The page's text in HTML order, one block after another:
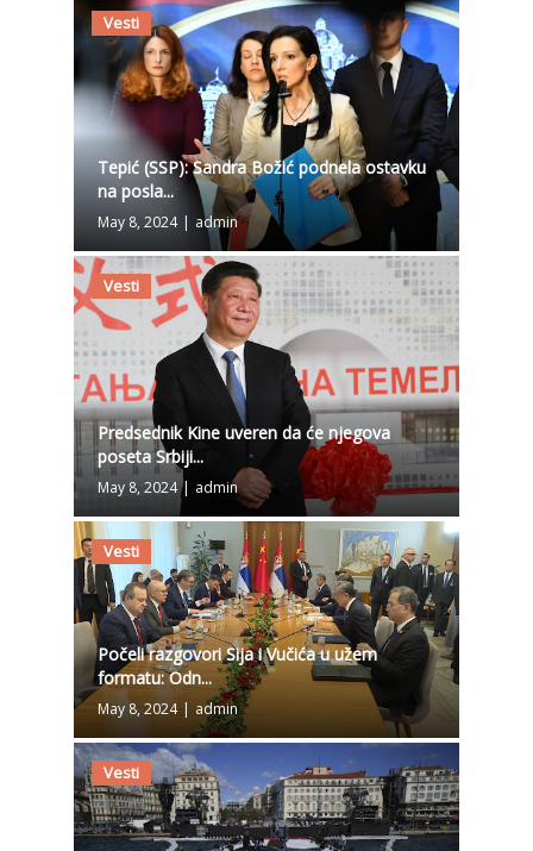
Vesti
Tepić (SSP): Sandra Božić podnela ostavku
na posla...
May 8, 2024 | admin
Vesti
Predsednik Kine uveren da će njegova
poseta Srbiji...
May 8, 2024 | admin
Vesti
Počeli razgovori Sija i Vučića u užem
formatu: Odn...
May 8, 2024 | admin
Vesti